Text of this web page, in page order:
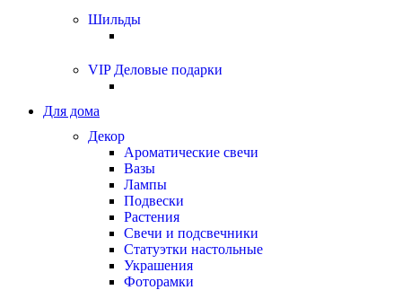
Шильды
VIP Деловые подарки
Для дома
Декор
Ароматические свечи
Вазы
Лампы
Подвески
Растения
Свечи и подсвечники
Статуэтки настольные
Украшения
Фоторамки